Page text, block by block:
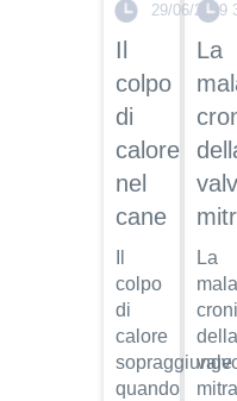
29/06/2019
Il
colpo
di
calore
nel
cane
colpo
di
calore
sopraggiunge
quando
La
La
della